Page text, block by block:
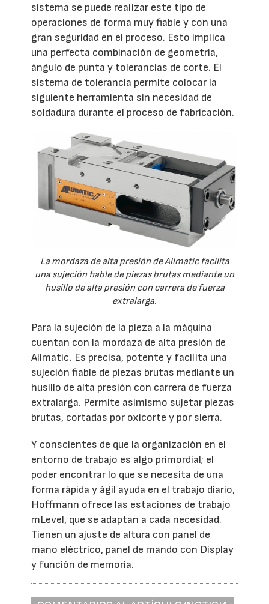
sistema se puede realizar este tipo de
operaciones de forma muy fiable y con una
gran seguridad en el proceso. Esto implica
una perfecta combinación de geometría,
ángulo de punta y tolerancias de corte. El
sistema de tolerancia permite colocar la
siguiente herramienta sin necesidad de
soldadura durante el proceso de fabricación.
La mordaza de alta presión de Allmatic facilita
una sujeción fiable de piezas brutas mediante un
husillo de alta presión con carrera de fuerza
extralarga.
Para la sujeción de la pieza a la máquina
cuentan con la mordaza de alta presión de
Allmatic. Es precisa, potente y facilita una
sujeción fiable de piezas brutas mediante un
husillo de alta presión con carrera de fuerza
extralarga. Permite asimismo sujetar piezas
brutas, cortadas por oxicorte y por sierra.
Y conscientes de que la organización en el
entorno de trabajo es algo primordial; el
poder encontrar lo que se necesita de una
forma rápida y ágil ayuda en el trabajo diario,
Hoffmann ofrece las estaciones de trabajo
mLevel, que se adaptan a cada necesidad.
Tienen un ajuste de altura con panel de
mano eléctrico, panel de mando con Display
y función de memoria.